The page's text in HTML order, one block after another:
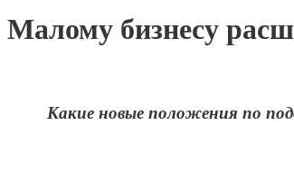
Малому бизнесу
Какие новые положения по